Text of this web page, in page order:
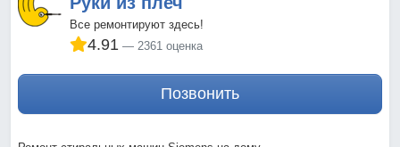
Все ремонтируют здесь!
4.91 2361 оценка
Позвонить